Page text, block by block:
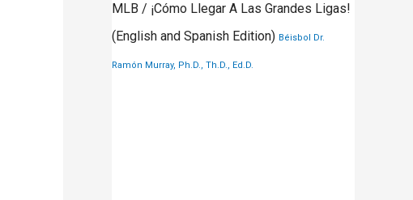
MLB / ¡Cómo Llegar A Las Grandes Ligas!
(English and Spanish Edition) Béisbol Dr.
Ramón Murray, Ph.D., Th.D., Ed.D.